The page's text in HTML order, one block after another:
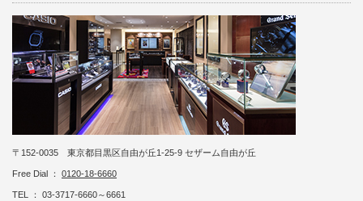
〒152-0035 東京都目黒区自由が丘1-25-9 セザーム自由が丘
Free Dial ： 0120-18-6660
TEL ： 03-3717-6660～6661